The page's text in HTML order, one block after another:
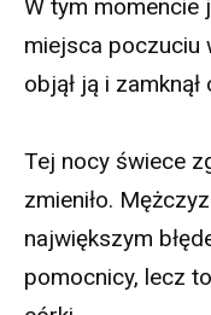
W tym momencie
miejsca poczuciu
objął ją i zamknął
Tej nocy świece
zmieniło.
największym
pomocnicy, lecz